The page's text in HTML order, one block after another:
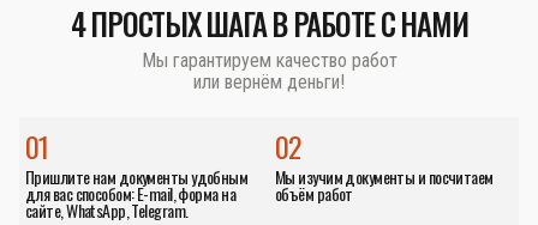
4 ПРОСТЫХ ШАГА В РАБОТЕ С НАМИ
Мы гарантируем качество работ
или вернём деньги!
01
Пришлите нам документы удобным
для вас способом: E-mail, форма на
сайте, WhatsApp, Telegram.
02
Мы изучим документы и посчитаем
объём работ